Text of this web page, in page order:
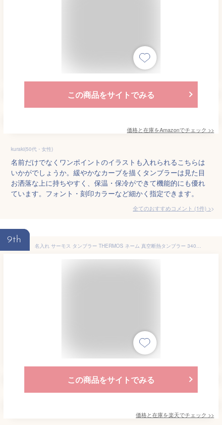
この商品をサイトでみる
価格と在庫をAmazonでチェック >>
kuraki(50代・女性)
名前だけでなくワンポイントのイラストも入れられるこちらは
いかがでしょうか。緩やかなカーブを描くタンブラーは見た目
お洒落な上に持ちやすく、保温・保冷ができて機能的にも優れ
ています。フォント・刻印カラーなど細かく指定できます。
全てのおすすめコメント (1件) >
9th
名入れ サーモス タンブラー THERMOS ネーム 真空断熱タンブラー 340ml 真空断熱構造 保温 保冷 名入れタンブラー ステンレスタンブラー 名前入り 名入れ無料 名前刻印 ステンレス 誕生日プレゼント 記念日 女性 母の日 あす楽 男性 20代 30代 40代 50代 60代
この商品をサイトでみる
価格と在庫を楽天でチェック >>